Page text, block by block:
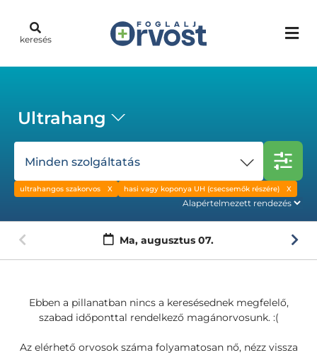
keresés
Ultrahang
Minden szolgáltatás
ultrahangos szakorvos hasi vagy koponya UH (csecsemők részére)
Ma, augusztus 07.
Ebben a pillanatban nincs a keresésednek megfelelő,
szabad időponttal rendelkező magánorvosunk. :(
Az elérhető orvosok száma folyamatosan nő, nézz vissza